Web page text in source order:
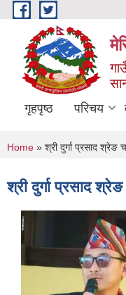
Skip to main content
गृहपृष्ठ परिचय
You are here
Home » श्री दुर्गा प्रसाद श्रेङ
श्री दुर्गा प्रसाद